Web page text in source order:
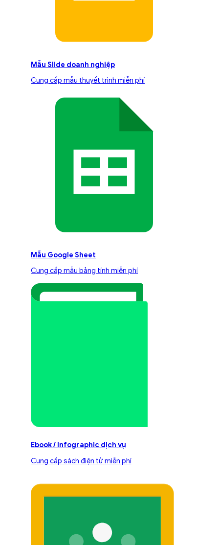
Mẫu Slide doanh nghiệp
Cung cấp mẫu thuyết trình miễn phí
Mẫu Google Sheet
Cung cấp mẫu bảng tính miễn phí
Ebook / Infographic dịch vụ
Cung cấp sách điện tử miễn phí